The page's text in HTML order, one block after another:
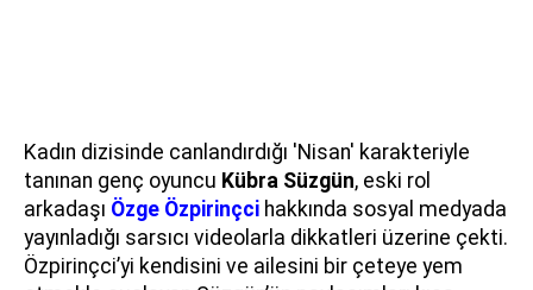
Kadın dizisinde canlandırdığı 'Nisan' karakteriyle
tanınan genç oyuncu Kübra Süzgün, eski rol
arkadaşı Özge Özpirinçci hakkında sosyal medyada
yayınladığı sarsıcı videolarla dikkatleri üzerine çekti.
Özpirinçci’yi kendisini ve ailesini bir çeteye yem